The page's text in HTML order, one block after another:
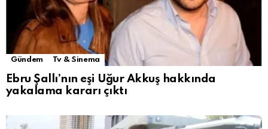
Gündem Tv & Sinema
Ebru Şallı’nın eşi Uğur Akkuş hakkında
yakalama kararı çıktı